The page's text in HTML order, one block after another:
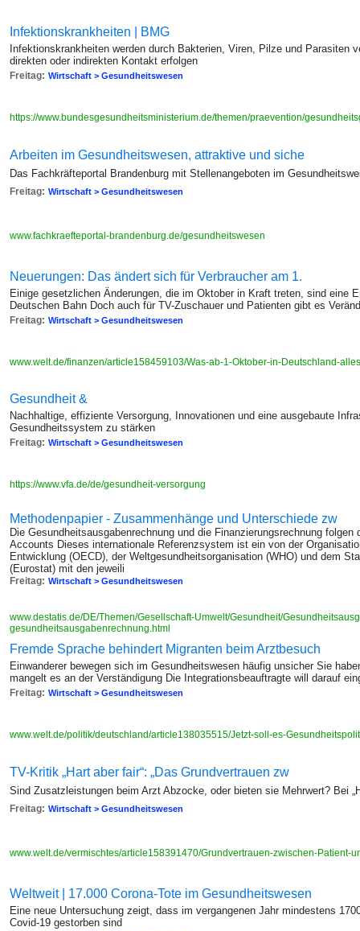
Infektionskrankheiten | BMG
Infektionskrankheiten werden durch Bakterien, Viren, Pilze und Parasiten
direkten oder indirekten Kontakt erfolgen
Freitag: Wirtschaft > Gesundheitswesen
https://www.bundesgesundheitsministerium.de/themen/praevention/
Arbeiten im Gesundheitswesen, attraktive und siche
Das Fachkräfteportal Brandenburg mit Stellenangeboten im
Freitag: Wirtschaft > Gesundheitswesen
www.fachkraefteportal-brandenburg.de/gesundheitswesen
Neuerungen: Das ändert sich für Verbraucher am 1.
Einige gesetzlichen Änderungen, die im Oktober in Kraft treten, sind eine
Deutschen Bahn Doch auch für TV-Zuschauer und Patienten gibt es
Freitag: Wirtschaft > Gesundheitswesen
www.welt.de/finanzen/article158459103/Was-ab-1-Oktober-in-Deutschland-
Gesundheit &
Nachhaltige, effiziente Versorgung, Innovationen und eine ausgebaute
Gesundheitssystem zu stärken
Freitag: Wirtschaft > Gesundheitswesen
https://www.vfa.de/de/gesundheit-versorgung
Methodenpapier - Zusammenhänge und Unterschiede zw
Die Gesundheitsausgabenrechnung und die Finanzierungsrechnung
Accounts Dieses internationale Referenzsystem ist ein von der
Entwicklung (OECD), der Weltgesundheitsorganisation (WHO) und dem
(Eurostat) mit den jeweili
Freitag: Wirtschaft > Gesundheitswesen
www.destatis.de/DE/Themen/Gesellschaft-Umwelt/Gesundheit/
gesundheitsausgabenrechnung.html
Fremde Sprache behindert Migranten beim Arztbesuch
Einwanderer bewegen sich im Gesundheitswesen häufig unsicher Sie
mangelt es an der Verständigung Die Integrationsbeauftragte will darauf
Freitag: Wirtschaft > Gesundheitswesen
www.welt.de/politik/deutschland/article138035515/Jetzt-soll-es-
TV-Kritik „Hart aber fair“: „Das Grundvertrauen zw
Sind Zusatzleistungen beim Arzt Abzocke, oder bieten sie Mehrwert? Bei
Freitag: Wirtschaft > Gesundheitswesen
www.welt.de/vermischtes/article158391470/Grundvertrauen-zwischen-Patient-
Weltweit | 17.000 Corona-Tote im Gesundheitswesen
Eine neue Untersuchung zeigt, dass im vergangenen Jahr mindestens
Covid-19 gestorben sind